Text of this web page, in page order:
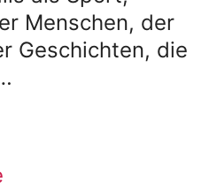
Menschen, der
Geschichten, die